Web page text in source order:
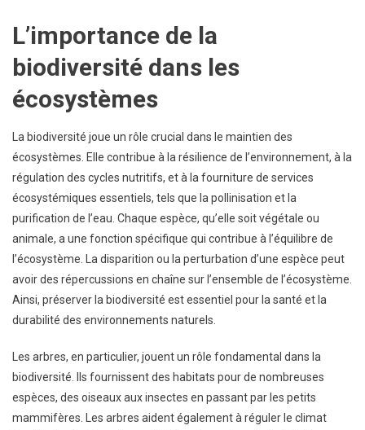
L’importance de la
biodiversité dans les
écosystèmes
La biodiversité joue un rôle crucial dans le maintien des
écosystèmes. Elle contribue à la résilience de l’environnement, à la
régulation des cycles nutritifs, et à la fourniture de services
écosystémiques essentiels, tels que la pollinisation et la
purification de l’eau. Chaque espèce, qu’elle soit végétale ou
animale, a une fonction spécifique qui contribue à l’équilibre de
l’écosystème. La disparition ou la perturbation d’une espèce peut
avoir des répercussions en chaîne sur l’ensemble de l’écosystème.
Ainsi, préserver la biodiversité est essentiel pour la santé et la
durabilité des environnements naturels.
Les arbres, en particulier, jouent un rôle fondamental dans la
biodiversité. Ils fournissent des habitats pour de nombreuses
espèces, des oiseaux aux insectes en passant par les petits
mammifères. Les arbres aident également à réguler le climat